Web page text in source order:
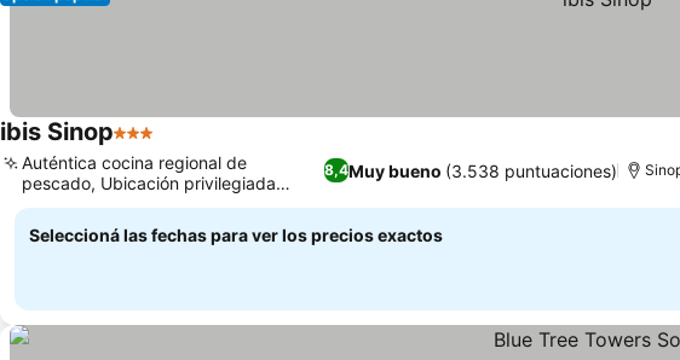
ibis Sinop3 Estrellas
8,4Muy bueno (3.538 puntuaciones)
Auténtica cocina regional de
pescado, Ubicación privilegiada
cerca de atracciones
Seleccioná las fechas para ver los precios exactos